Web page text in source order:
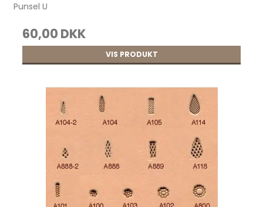
Punsel U
60,00 DKK
VIS PRODUKT